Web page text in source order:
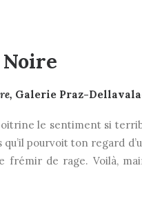
Noire
Galerie Praz-
le sentiment si
pourvoit ton regard
frémir de rage. Voilà,